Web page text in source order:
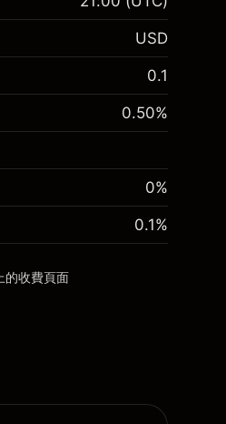
USD
0.1
0.50%
0%
0.1%
的收費頁面